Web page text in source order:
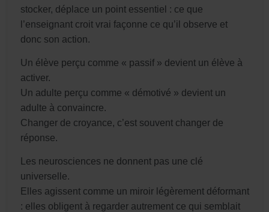
stocker, déplace un point essentiel : ce que
l’enseignant croit vrai façonne ce qu’il observe et
donc son action.
Un élève perçu comme « passif » devient un élève à
activer.
Un adulte perçu comme « démotivé » devient un
adulte à convaincre.
Changer de croyance, c’est souvent changer de
réponse.
Les neurosciences ne donnent pas une clé
universelle.
Elles agissent comme un miroir légèrement déformant
: elles obligent à regarder autrement ce qui semblait